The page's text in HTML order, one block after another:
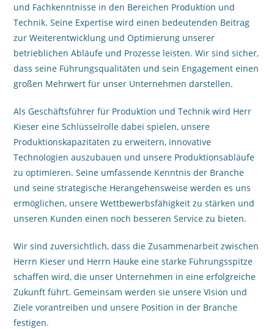
und Fachkenntnisse in den Bereichen Produktion und
Technik. Seine Expertise wird einen bedeutenden Beitrag
zur Weiterentwicklung und Optimierung unserer
betrieblichen Abläufe und Prozesse leisten. Wir sind sicher,
dass seine Führungsqualitäten und sein Engagement einen
großen Mehrwert für unser Unternehmen darstellen.
Als Geschäftsführer für Produktion und Technik wird Herr
Kieser eine Schlüsselrolle dabei spielen, unsere
Produktionskapazitäten zu erweitern, innovative
Technologien auszubauen und unsere Produktionsabläufe
zu optimieren. Seine umfassende Kenntnis der Branche
und seine strategische Herangehensweise werden es uns
ermöglichen, unsere Wettbewerbsfähigkeit zu stärken und
unseren Kunden einen noch besseren Service zu bieten.
Wir sind zuversichtlich, dass die Zusammenarbeit zwischen
Herrn Kieser und Herrn Hauke eine starke Führungsspitze
schaffen wird, die unser Unternehmen in eine erfolgreiche
Zukunft führt. Gemeinsam werden sie unsere Vision und
Ziele vorantreiben und unsere Position in der Branche
festigen.